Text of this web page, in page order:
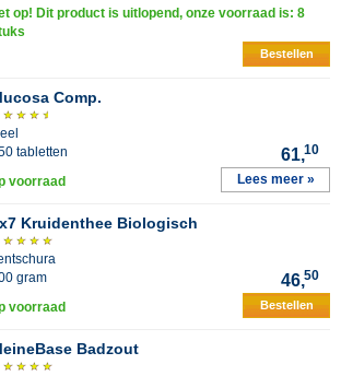
op! Dit product is uitlopend, onze voorraad is: 8
Bestellen
Comp.
tabletten
61,10
voorraad Lees meer »
Kruidenthee Biologisch
gram
46,50
voorraad Bestellen
Badzout